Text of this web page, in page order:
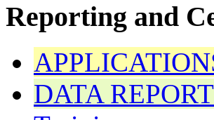
Reporting and
DATA